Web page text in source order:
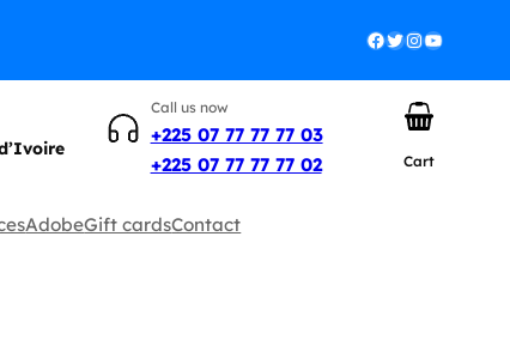
Facebook Twitter InstagramYouTube
Call us now
+225 07 77 77 77 03
+225 07 77 77 77 02
Cart
AdobeGift cardsContact